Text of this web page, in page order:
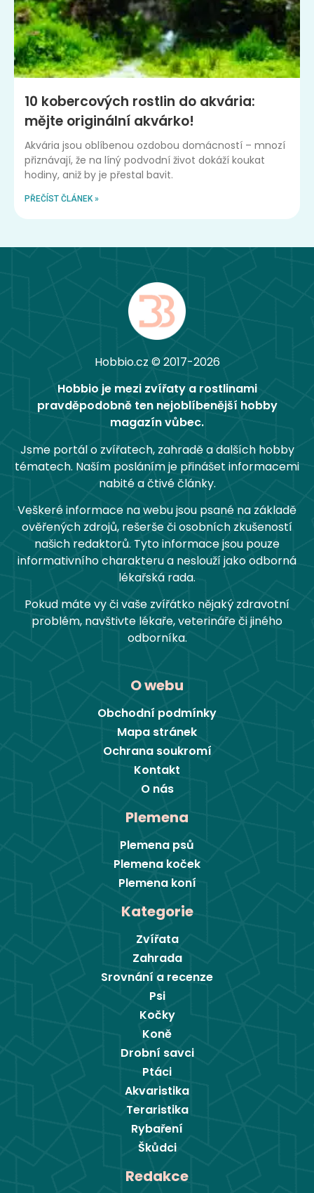
10 kobercových rostlin do akvária:
mějte originální akvárko!
Akvária jsou oblíbenou ozdobou domácností – mnozí
přiznávají, že na líný podvodní život dokáží koukat
hodiny, aniž by je přestal bavit.
PŘEČÍST ČLÁNEK »
Hobbio.cz © 2017-2026
Hobbio je mezi zvířaty a rostlinami
pravděpodobně ten nejoblíbenější hobby
magazín vůbec.
Jsme portál o zvířatech, zahradě a dalších hobby
tématech. Naším posláním je přinášet informacemi
nabité a čtivé články.
Veškeré informace na webu jsou psané na základě
ověřených zdrojů, rešerše či osobních zkušeností
našich redaktorů. Tyto informace jsou pouze
informativního charakteru a neslouží jako odborná
lékařská rada.
Pokud máte vy či vaše zvířátko nějaký zdravotní
problém, navštivte lékaře, veterináře či jiného
odborníka.
O webu
Obchodní podmínky
Mapa stránek
Ochrana soukromí
Kontakt
O nás
Plemena
Plemena psů
Plemena koček
Plemena koní
Kategorie
Zvířata
Zahrada
Srovnání a recenze
Psi
Kočky
Koně
Drobní savci
Ptáci
Akvaristika
Teraristika
Rybaření
Škůdci
Redakce